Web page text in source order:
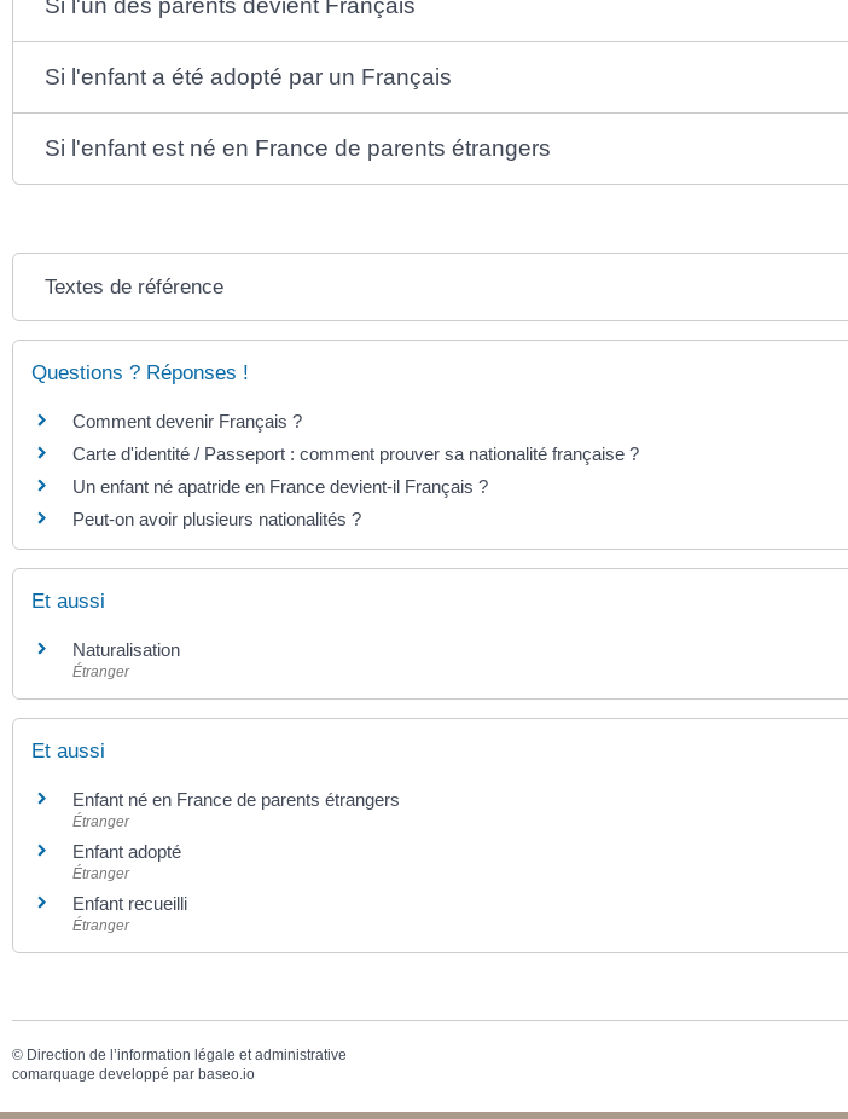
Si l'enfant a été adopté par un Français
Si l'enfant est né en France de parents étrangers
Textes de référence
Questions ? Réponses !
Comment devenir Français ?
Carte d'identité / Passeport : comment prouver sa nationalité française ?
Un enfant né apatride en France devient-il Français ?
Peut-on avoir plusieurs nationalités ?
Et aussi
Naturalisation
Étranger
Et aussi
Enfant né en France de parents étrangers
Étranger
Enfant adopté
Étranger
Enfant recueilli
Étranger
© Direction de l’information légale et administrative
comarquage developpé par baseo.io